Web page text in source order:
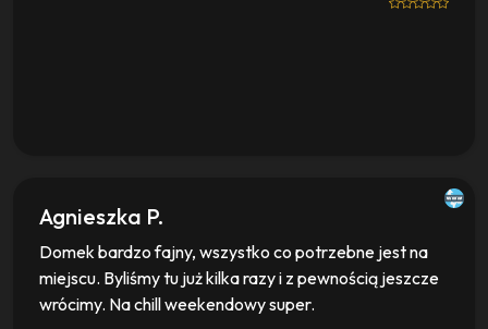
Agnieszka P.
Domek bardzo fajny, wszystko co potrzebne jest na
miejscu. Byliśmy tu już kilka razy i z pewnością jeszcze
wrócimy. Na chill weekendowy super.